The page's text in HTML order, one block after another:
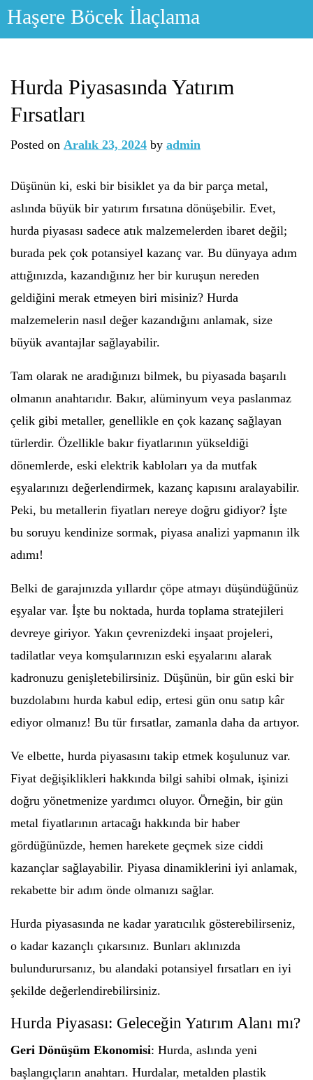
Skip
Haşere Böcek İlaçlama
Hurda Piyasasında Yatırım
Fırsatları
Posted on Aralık 23, 2024 by admin
Düşünün ki, eski bir bisiklet ya da bir parça metal,
aslında büyük bir yatırım fırsatına dönüşebilir. Evet,
hurda piyasası sadece atık malzemelerden ibaret değil;
burada pek çok potansiyel kazanç var. Bu dünyaya adım
attığınızda, kazandığınız her bir kuruşun nereden
geldiğini merak etmeyen biri misiniz? Hurda
malzemelerin nasıl değer kazandığını anlamak, size
büyük avantajlar sağlayabilir.
Tam olarak ne aradığınızı bilmek, bu piyasada başarılı
olmanın anahtarıdır. Bakır, alüminyum veya paslanmaz
çelik gibi metaller, genellikle en çok kazanç sağlayan
türlerdir. Özellikle bakır fiyatlarının yükseldiği
dönemlerde, eski elektrik kabloları ya da mutfak
eşyalarınızı değerlendirmek, kazanç kapısını aralayabilir.
Peki, bu metallerin fiyatları nereye doğru gidiyor? İşte
bu soruyu kendinize sormak, piyasa analizi yapmanın ilk
adımı!
Belki de garajınızda yıllardır çöpe atmayı düşündüğünüz
eşyalar var. İşte bu noktada, hurda toplama stratejileri
devreye giriyor. Yakın çevrenizdeki inşaat projeleri,
tadilatlar veya komşularınızın eski eşyalarını alarak
kadronuzu genişletebilirsiniz. Düşünün, bir gün eski bir
buzdolabını hurda kabul edip, ertesi gün onu satıp kâr
ediyor olmanız! Bu tür fırsatlar, zamanla daha da artıyor.
Ve elbette, hurda piyasasını takip etmek koşulunuz var.
Fiyat değişiklikleri hakkında bilgi sahibi olmak, işinizi
doğru yönetmenize yardımcı oluyor. Örneğin, bir gün
metal fiyatlarının artacağı hakkında bir haber
gördüğünüzde, hemen harekete geçmek size ciddi
kazançlar sağlayabilir. Piyasa dinamiklerini iyi anlamak,
rekabette bir adım önde olmanızı sağlar.
Hurda piyasasında ne kadar yaratıcılık gösterebilirseniz,
o kadar kazançlı çıkarsınız. Bunları aklınızda
bulundurursanız, bu alandaki potansiyel fırsatları en iyi
şekilde değerlendirebilirsiniz.
Hurda Piyasası: Geleceğin Yatırım Alanı mı?
Geri Dönüşüm Ekonomisi: Hurda, aslında yeni
başlangıçların anahtarı. Hurdalar, metalden plastik